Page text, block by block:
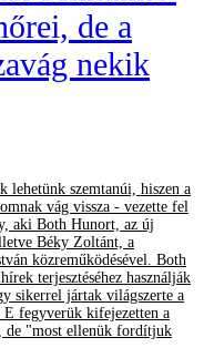
de a
nekik
szemtanúi, hiszen a
vág vissza - vezette fel
aki Both Hunort, az új
Béky Zoltánt, a
közreműködésével. Both
terjesztéséhez használják
sikerrel jártak világszerte a
fegyverük kifejezetten a
de "most ellenük fordítjuk